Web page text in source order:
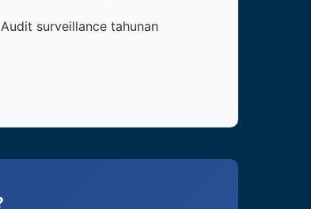
Audit surveillance tahunan